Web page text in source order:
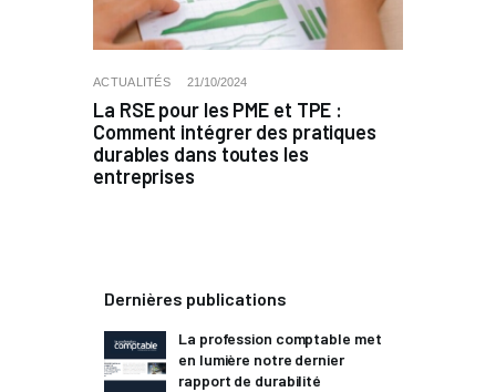
ACTUALITÉS 21/10/2024
La RSE pour les PME et TPE :
Comment intégrer des pratiques
durables dans toutes les
entreprises
Dernières publications
La profession comptable met
en lumière notre dernier
rapport de durabilité